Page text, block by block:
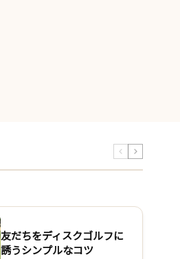
友だちをディスクゴルフに
誘うシンプルなコツ